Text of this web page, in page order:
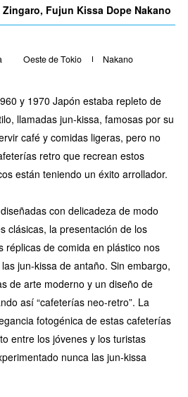
Fujun Kissa Dope Nakano
Oeste de Tokio Nakano
y 1970 Japón estaba repleto de
llamadas jun-kissa, famosas por su
café y comidas ligeras, pero no
retro que recrean estos
están teniendo un éxito arrollador.
con delicadeza de modo
clásicas, la presentación de los
réplicas de comida en plástico nos
jun-kissa de antaño. Sin embargo,
de arte moderno y un diseño de
así “cafeterías neo-retro”. La
fotogénica de estas cafeterías
entre los jóvenes y los turistas
nunca las jun-kissa